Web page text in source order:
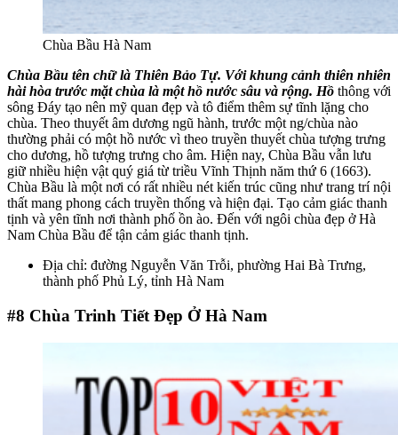
Chùa Bầu Hà Nam
Chùa Bầu tên chữ là Thiên Bảo Tự. Với khung cảnh thiên nhiên
hài hòa trước mặt chùa là một hồ nước sâu và rộng. Hồ thông với
sông Đáy tạo nên mỹ quan đẹp và tô điểm thêm sự tĩnh lặng cho
chùa. Theo thuyết âm dương ngũ hành, trước một ng/chùa nào
thường phải có một hồ nước vì theo truyền thuyết chùa tượng trưng
cho dương, hồ tượng trưng cho âm. Hiện nay, Chùa Bầu vẫn lưu
giữ nhiều hiện vật quý giá từ triều Vĩnh Thịnh năm thứ 6 (1663).
Chùa Bầu là một nơi có rất nhiều nét kiến trúc cũng như trang trí nội
thất mang phong cách truyền thống và hiện đại. Tạo cảm giác thanh
tịnh và yên tĩnh nơi thành phố ồn ào. Đến với ngôi chùa đẹp ở Hà
Nam Chùa Bầu để tận cảm giác thanh tịnh.
Địa chỉ: đường Nguyễn Văn Trỗi, phường Hai Bà Trưng,
thành phố Phủ Lý, tỉnh Hà Nam
#8 Chùa Trinh Tiết Đẹp Ở Hà Nam